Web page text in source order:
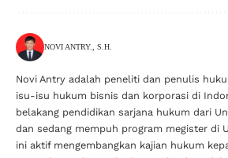
NOVI ANTRY., S.H.
Novi Antry adalah peneliti dan penulis
isu-isu hukum bisnis dan korporasi di
belakang pendidikan sarjana hukum dari
dan sedang mempuh program megister di
ini aktif mengembangkan kajian hukum